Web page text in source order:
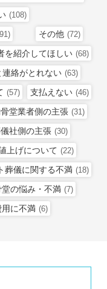
(108)
その他 (72)
を紹介してほしい (68)
連絡がとれない (63)
(57) 支払えない (46)
堂業者側の主張 (31)
社側の主張 (30)
上げについて (22)
葬儀に関する不満 (18)
の悩み・不満 (7)
に不満 (6)